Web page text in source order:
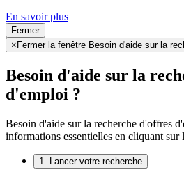
En savoir plus
Fermer
× Fermer la fenêtre Besoin d'aide sur la
Besoin d'aide sur la
d'emploi ?
Besoin d'aide sur la recherche d'offres
informations essentielles en cliquant sur
1. Lancer votre recherche